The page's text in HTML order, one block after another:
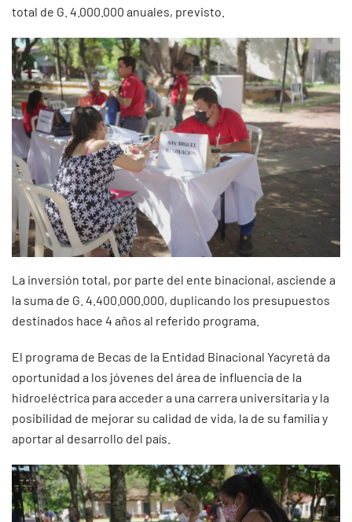
total de G. 4.000.000 anuales, previsto.
La inversión total, por parte del ente binacional, asciende a
la suma de G. 4.400.000.000, duplicando los presupuestos
destinados hace 4 años al referido programa.
El programa de Becas de la Entidad Binacional Yacyretá da
oportunidad a los jóvenes del área de influencia de la
hidroeléctrica para acceder a una carrera universitaria y la
posibilidad de mejorar su calidad de vida, la de su familia y
aportar al desarrollo del país.